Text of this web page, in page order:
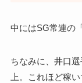
中にはSG常連の
ちなみに、井口
上。これほど稼